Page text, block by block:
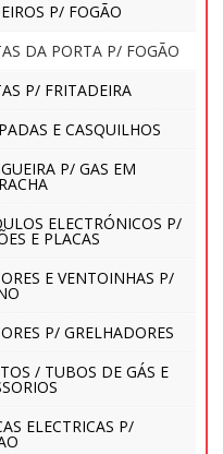
P/ FOGÃO
DA PORTA P/ FOGÃO
P/ FRITADEIRA
E CASQUILHOS
P/ GAS EM
ELECTRÓNICOS P/
E PLACAS
E VENTOINHAS P/
P/ GRELHADORES
/ TUBOS DE GÁS E
ELECTRICAS P/